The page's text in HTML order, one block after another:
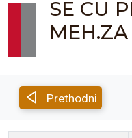
SE CU
Prethodni